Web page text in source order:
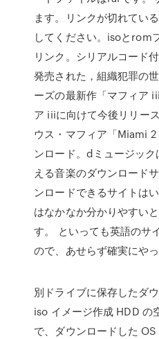
ます。リンクが切れてい
してください。isoとrom
リンク。シリアルコード
発売された，組織犯罪の
ーズの最新作「マフィア
ア iiiに向けて今後リリー
ウス・マフィア「Miami
ンロード。dミュージッ
える音楽のダウンロード
ンロードできるサイトは
はなかなか分かりやすい
す。 といっても英語のサ
ので、あせらず確実にや
別ドライブに保存したダ
iso イメージ作成 HDD の
で、ダウンロードした